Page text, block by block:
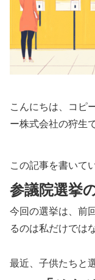
こんにちは、コピ
ー株式会社の狩生
この記事を書いて
参議院選挙
今回の選挙は、前
るのは私だけでは
最近、子供たちと